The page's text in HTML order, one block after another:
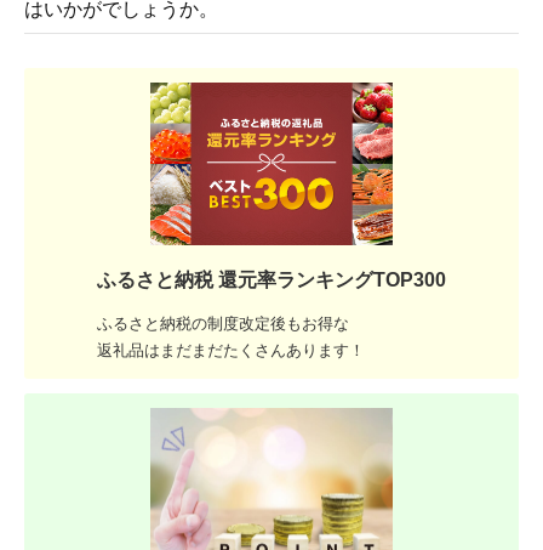
はいかがでしょうか。
ふるさと納税 還元率ランキングTOP300
ふるさと納税の制度改定後もお得な
返礼品はまだまだたくさんあります！